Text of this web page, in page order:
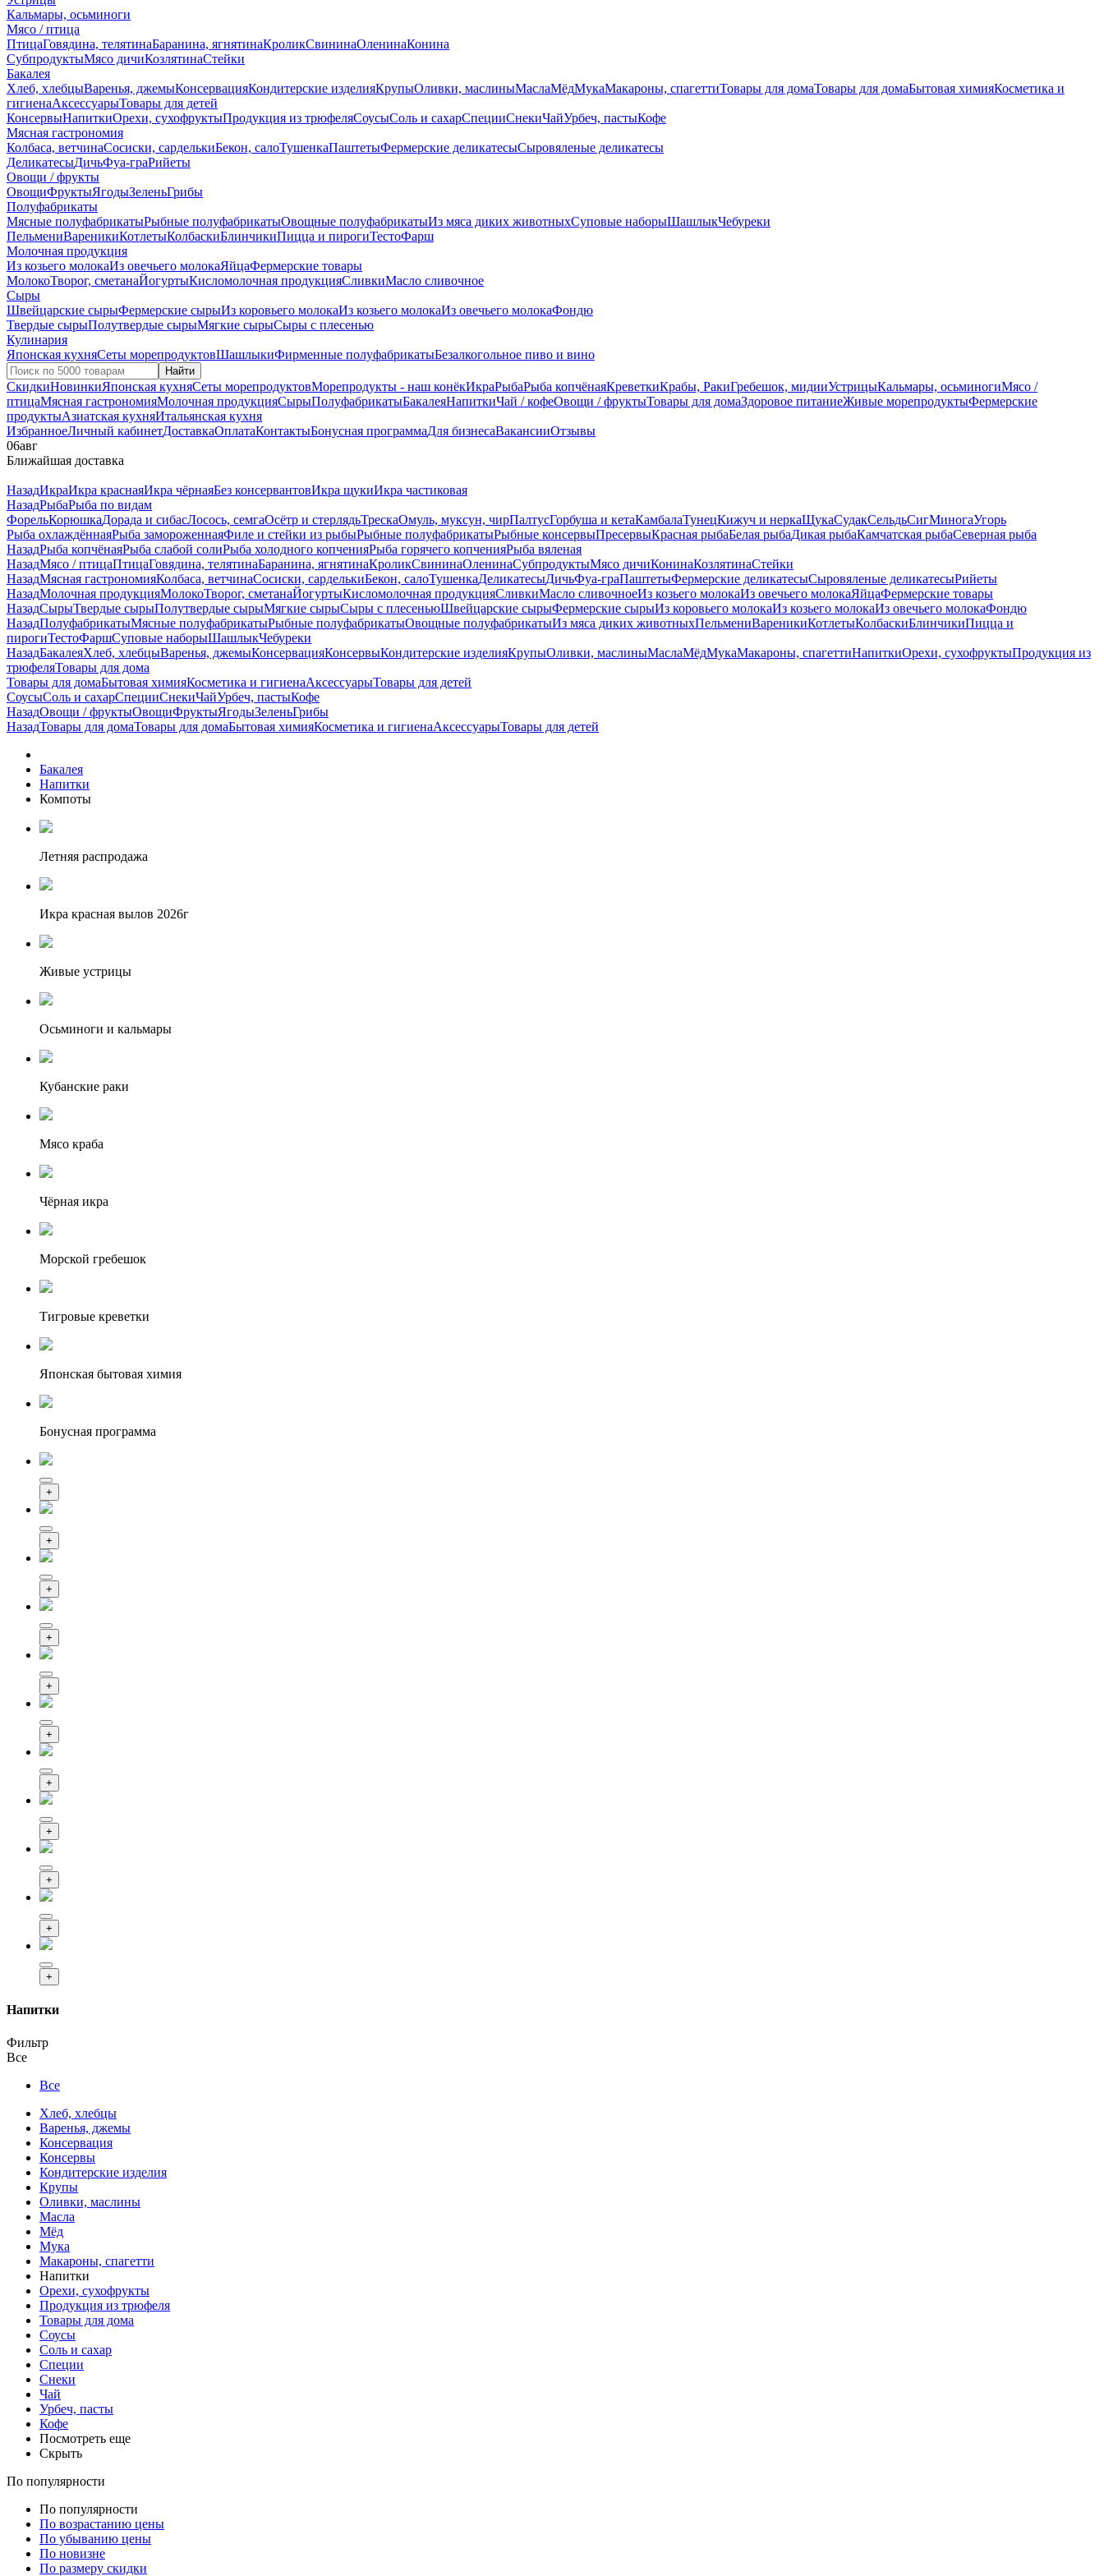
Кальмары, осьминоги
Мясо / птица
ПтицаГовядина, телятинаБаранина, ягнятинаКроликСвининаОленинаКонина
СубпродуктыМясо дичиКозлятинаСтейки
Бакалея
Хлеб, хлебцыВаренья, джемыКонсервацияКондитерские изделияКрупыОливки, маслиныМаслаМёдМукаМакароны, спагеттиТовары для домаТовары для домаБытовая химияКосметика и
гигиенаАксессуарыТовары для детей
КонсервыНапиткиОрехи, сухофруктыПродукция из трюфеляСоусыСоль и сахарСпецииСнекиЧайУрбеч, пастыКофе
Мясная гастрономия
Колбаса, ветчинаСосиски, сарделькиБекон, салоТушенкаПаштетыФермерские деликатесыСыровяленые деликатесы
ДеликатесыДичьФуа-граРийеты
Овощи / фрукты
ОвощиФруктыЯгодыЗеленьГрибы
Полуфабрикаты
Мясные полуфабрикатыРыбные полуфабрикатыОвощные полуфабрикатыИз мяса диких животныхСуповые наборыШашлыкЧебуреки
ПельмениВареникиКотлетыКолбаскиБлинчикиПицца и пирогиТестоФарш
Молочная продукция
Из козьего молокаИз овечьего молокаЯйцаФермерские товары
МолокоТворог, сметанаЙогуртыКисломолочная продукцияСливкиМасло сливочное
Сыры
Швейцарские сырыФермерские сырыИз коровьего молокаИз козьего молокаИз овечьего молокаФондю
Твердые сырыПолутвердые сырыМягкие сырыСыры c плесенью
Кулинария
Японская кухняСеты морепродуктовШашлыкиФирменные полуфабрикатыБезалкогольное пиво и вино
Найти
СкидкиНовинкиЯпонская кухняСеты морепродуктовМорепродукты - наш конёкИкраРыбаРыба копчёнаяКреветкиКрабы, РакиГребешок, мидииУстрицыКальмары, осьминогиМясо /
птицаМясная гастрономияМолочная продукцияСырыПолуфабрикатыБакалеяНапиткиЧай / кофеОвощи / фруктыТовары для домаЗдоровое питаниеЖивые морепродуктыФермерские
продуктыАзиатская кухняИтальянская кухня
ИзбранноеЛичный кабинетДоставкаОплатаКонтактыБонусная программаДля бизнесаВакансииОтзывы
06авг
Ближайшая доставка
НазадИкраИкра краснаяИкра чёрнаяБез консервантовИкра щукиИкра частиковая
НазадРыбаРыба по видам
ФорельКорюшкаДорада и сибасЛосось, семгаОсётр и стерлядьТрескаОмуль, муксун, чирПалтусГорбуша и кетаКамбалаТунецКижуч и неркаЩукаСудакСельдьСигМиногаУгорь
Рыба охлаждённаяРыба замороженнаяФиле и стейки из рыбыРыбные полуфабрикатыРыбные консервыПресервыКрасная рыбаБелая рыбаДикая рыбаКамчатская рыбаСеверная рыба
НазадРыба копчёнаяРыба слабой солиРыба холодного копченияРыба горячего копченияРыба вяленая
НазадМясо / птицаПтицаГовядина, телятинаБаранина, ягнятинаКроликСвининаОленинаСубпродуктыМясо дичиКонинаКозлятинаСтейки
НазадМясная гастрономияКолбаса, ветчинаСосиски, сарделькиБекон, салоТушенкаДеликатесыДичьФуа-граПаштетыФермерские деликатесыСыровяленые деликатесыРийеты
НазадМолочная продукцияМолокоТворог, сметанаЙогуртыКисломолочная продукцияСливкиМасло сливочноеИз козьего молокаИз овечьего молокаЯйцаФермерские товары
НазадСырыТвердые сырыПолутвердые сырыМягкие сырыСыры c плесеньюШвейцарские сырыФермерские сырыИз коровьего молокаИз козьего молокаИз овечьего молокаФондю
НазадПолуфабрикатыМясные полуфабрикатыРыбные полуфабрикатыОвощные полуфабрикатыИз мяса диких животныхПельмениВареникиКотлетыКолбаскиБлинчикиПицца и
пирогиТестоФаршСуповые наборыШашлыкЧебуреки
НазадБакалеяХлеб, хлебцыВаренья, джемыКонсервацияКонсервыКондитерские изделияКрупыОливки, маслиныМаслаМёдМукаМакароны, спагеттиНапиткиОрехи, сухофруктыПродукция из
трюфеляТовары для дома
Товары для домаБытовая химияКосметика и гигиенаАксессуарыТовары для детей
СоусыСоль и сахарСпецииСнекиЧайУрбеч, пастыКофе
НазадОвощи / фруктыОвощиФруктыЯгодыЗеленьГрибы
НазадТовары для домаТовары для домаБытовая химияКосметика и гигиенаАксессуарыТовары для детей
Бакалея
Напитки
Компоты
Летняя распродажа
Икра красная вылов 2026г
Живые устрицы
Осьминоги и кальмары
Кубанские раки
Мясо краба
Чёрная икра
Морской гребешок
Тигровые креветки
Японская бытовая химия
Бонусная программа
+
+
+
+
+
+
+
+
+
+
+
Напитки
Фильтр
Все
Все
Хлеб, хлебцы
Варенья, джемы
Консервация
Консервы
Кондитерские изделия
Крупы
Оливки, маслины
Масла
Мёд
Мука
Макароны, спагетти
Напитки
Орехи, сухофрукты
Продукция из трюфеля
Товары для дома
Соусы
Соль и сахар
Специи
Снеки
Чай
Урбеч, пасты
Кофе
Посмотреть еще
Скрыть
По популярности
По популярности
По возрастанию цены
По убыванию цены
По новизне
По размеру скидки